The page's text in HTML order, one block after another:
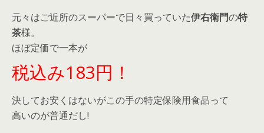
元々はご近所のスーパーで日々買っていた伊右衛門の特
茶様。
ほぼ定価で一本が
税込み183円！
決してお安くはないがこの手の特定保険用食品って
高いのが普通だし!